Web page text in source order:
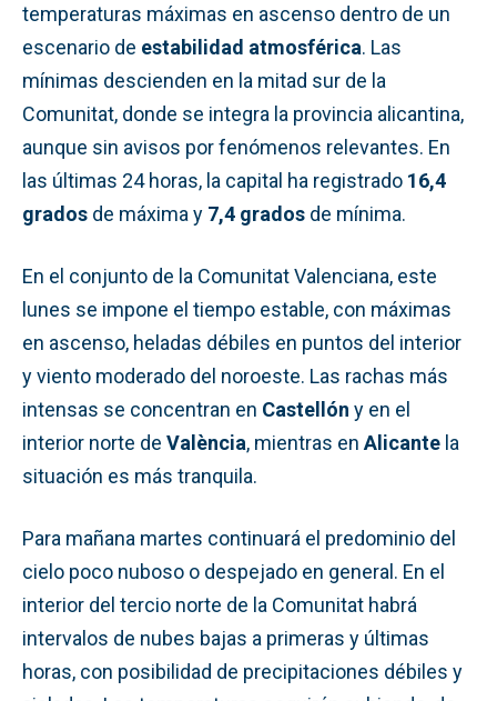
temperaturas máximas en ascenso dentro de un
escenario de estabilidad atmosférica. Las
mínimas descienden en la mitad sur de la
Comunitat, donde se integra la provincia alicantina,
aunque sin avisos por fenómenos relevantes. En
las últimas 24 horas, la capital ha registrado 16,4
grados de máxima y 7,4 grados de mínima.
En el conjunto de la Comunitat Valenciana, este
lunes se impone el tiempo estable, con máximas
en ascenso, heladas débiles en puntos del interior
y viento moderado del noroeste. Las rachas más
intensas se concentran en Castellón y en el
interior norte de València, mientras en Alicante la
situación es más tranquila.
Para mañana martes continuará el predominio del
cielo poco nuboso o despejado en general. En el
interior del tercio norte de la Comunitat habrá
intervalos de nubes bajas a primeras y últimas
horas, con posibilidad de precipitaciones débiles y